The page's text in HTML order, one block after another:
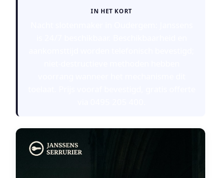
IN HET KORT